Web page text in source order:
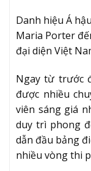
Danh hiệu Á
Maria Porter
đại diện Việt
Ngay từ trước
được nhiều
viên sáng giá
duy trì phong
dẫn đầu bảng
nhiều vòng thi